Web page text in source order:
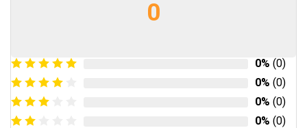
0
0% (0)
0% (0)
0% (0)
0% (0)